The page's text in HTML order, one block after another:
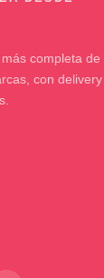
completa
con